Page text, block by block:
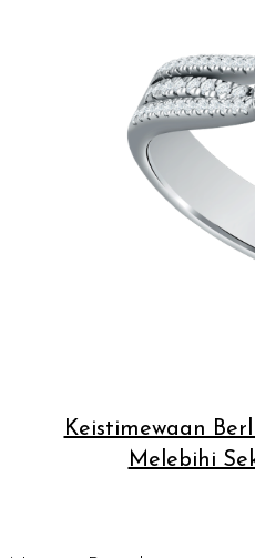
Keistimewaan
Melebihi